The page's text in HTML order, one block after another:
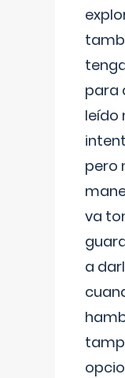
para
leído
pero
va
a